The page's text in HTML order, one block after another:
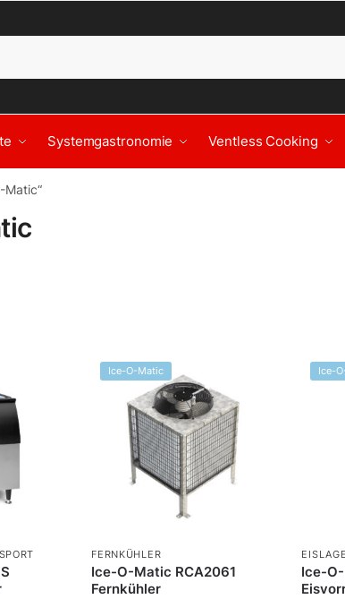
Systemgastronomie Ventless Cooking
Matic“
Ice-O-Matic
FERNKÜHLER
Ice-O-Matic RCA2061
Fernkühler
Ice-
Ice-